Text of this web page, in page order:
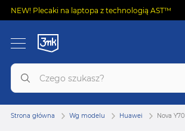
NEW! Plecaki na laptopa z technologią AST™
Strona główna Wg modelu Huawei Nova Y70